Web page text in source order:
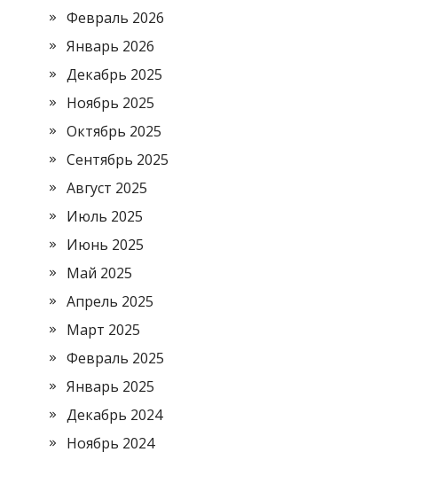
Февраль 2026
Январь 2026
Декабрь 2025
Ноябрь 2025
Октябрь 2025
Сентябрь 2025
Август 2025
Июль 2025
Июнь 2025
Май 2025
Апрель 2025
Март 2025
Февраль 2025
Январь 2025
Декабрь 2024
Ноябрь 2024